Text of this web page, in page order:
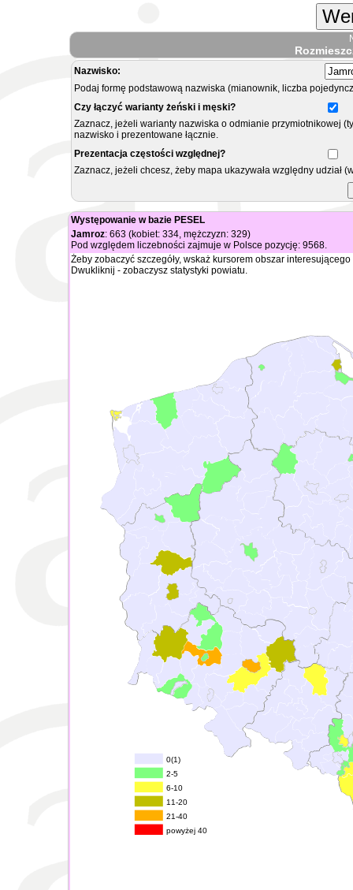
Nazwisko:
Podaj formę podstawową nazwiska (mianownik, liczba
Czy łączyć warianty żeński i męski?
Zaznacz, jeżeli warianty nazwiska o odmianie przymiotnikowej
nazwisko i prezentowane łącznie.
Prezentacja częstości względnej?
Zaznacz, jeżeli chcesz, żeby mapa ukazywała względny
Występowanie w bazie PESEL
Jamroz: 663 (kobiet: 334, mężczyzn: 329)
Pod względem liczebności zajmuje w Polsce pozycję: 9568.
Żeby zobaczyć szczegóły, wskaż kursorem obszar
Dwukliknij - zobaczysz statystyki powiatu.
0(1)
2-5
6-10
11-20
21-40
powyżej 40